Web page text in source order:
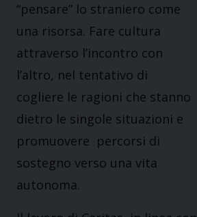
“pensare” lo straniero come
una risorsa. Fare cultura
attraverso l’incontro con
l’altro, nel tentativo di
cogliere le ragioni che stanno
dietro le singole situazioni e
promuovere percorsi di
sostegno verso una vita
autonoma.